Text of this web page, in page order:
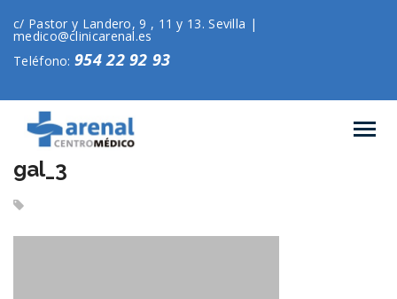
c/ Pastor y Landero, 9 , 11 y 13. Sevilla |
medico@clinicarenal.es
Teléfono: 954 22 92 93
gal_3